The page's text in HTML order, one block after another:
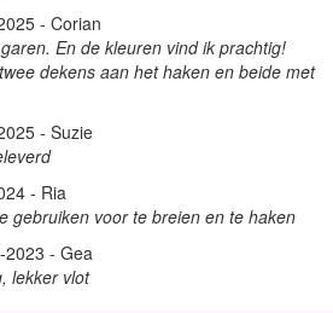
- Corian
En de kleuren vind ik prachtig!
dekens aan het haken en beide met
- Suzie
- Ria
gebruiken voor te breien en te haken
2023 - Gea
lekker vlot